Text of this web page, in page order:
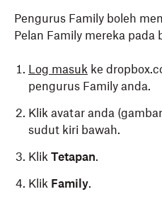
Pengurus Family boleh
Pelan Family mereka pada
Log masuk ke
pengurus Family anda.
Klik avatar anda
sudut kiri bawah.
Klik Tetapan.
Klik Family.